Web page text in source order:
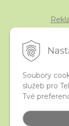
Soubory
služeb pro
Tvé